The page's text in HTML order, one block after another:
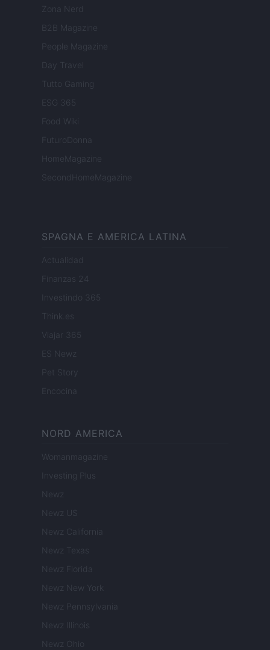
Zona Nerd
B2B Magazine
People Magazine
Day Travel
Tutto Gaming
ESG 365
Food Wiki
FuturoDonna
HomeMagazine
SecondHomeMagazine
SPAGNA E AMERICA LATINA
Actualidad
Finanzas 24
Investindo 365
Think.es
Viajar 365
ES Newz
Pet Story
Encocina
NORD AMERICA
Womanmagazine
Investing Plus
Newz
Newz US
Newz California
Newz Texas
Newz Florida
Newz New York
Newz Pennsylvania
Newz Illinois
Newz Ohio